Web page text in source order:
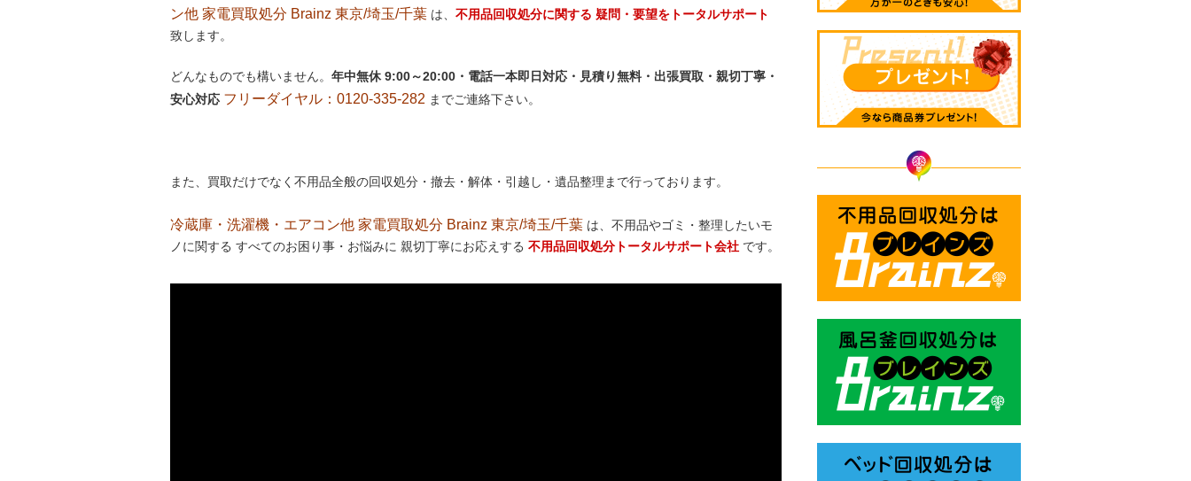
ン他 家電買取処分 Brainz 東京/埼玉/千葉 は、 不用品回収処分に関する 疑問・要望をトータルサポート
致します。
どんなものでも構いません。 年中無休 9:00～20:00・電話一本即日対応・見積り無料・出張買取・親切丁寧・
安心対応 フリーダイヤル：0120-335-282 までご連絡下さい。
また、買取だけでなく不用品全般の回収処分・撤去・解体・引越し・遺品整理まで行っております。
冷蔵庫・洗濯機・エアコン他 家電買取処分 Brainz 東京/埼玉/千葉 は、不用品やゴミ・整理したいモ
ノに関する すべてのお困り事・お悩みに 親切丁寧にお応えする 不用品回収処分トータルサポート会社 です。